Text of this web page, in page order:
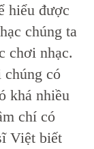
hiểu được
chúng ta
chơi nhạc.
chúng có
khá nhiều
chí có
Việt biết